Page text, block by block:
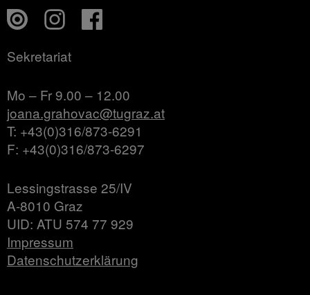
Sekretariat
Mo – Fr 9.00 – 12.00
joana.grahovac@tugraz.at
T: +43(0)316/873-6291
F: +43(0)316/873-6297
Lessingstrasse 25/IV
A-8010 Graz
UID: ATU 574 77 929
Impressum
Datenschutzerklärung